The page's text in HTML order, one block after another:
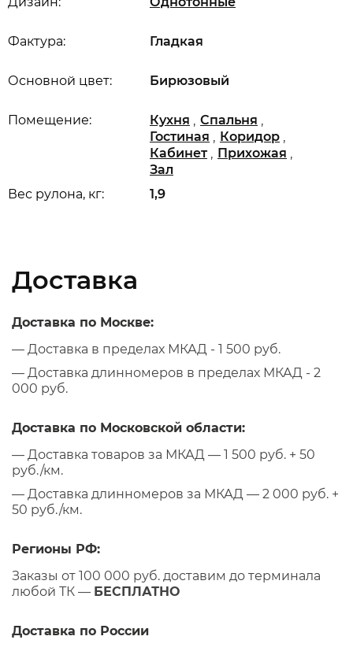
Вес рулона, кг: 1,9
Основной цвет: Бирюзовый
Помещение: Кухня , Спальня ,
Гостиная , Коридор ,
Кабинет , Прихожая ,
Зал
Фактура: Гладкая
Доставка
Доставка по Москве:
— Доставка в пределах МКАД - 1 500 руб.
— Доставка длинномеров в пределах МКАД - 2
000 руб.
Доставка по Московской области:
— Доставка товаров за МКАД — 1 500 руб. + 50
руб./км.
— Доставка длинномеров за МКАД — 2 000 руб. +
50 руб./км.
Регионы РФ:
Заказы от 100 000 руб. доставим до терминала
любой ТК — БЕСПЛАТНО
Доставка по России